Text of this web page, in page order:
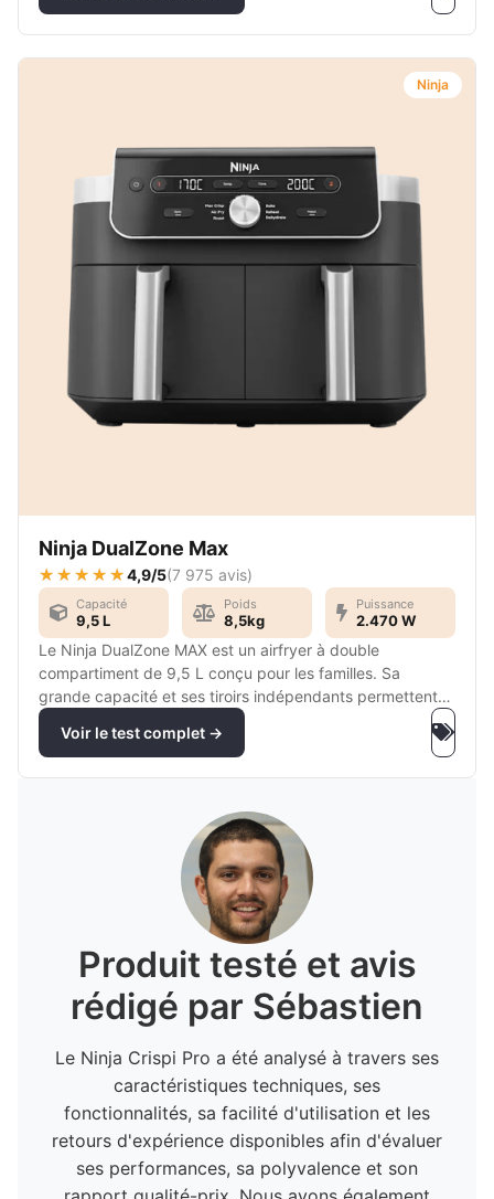
Ninja
Ninja DualZone Max
4,9/5(7 975 avis)
Capacité
9,5 L
Poids
8,5kg
Puissance
2.470 W
Le Ninja DualZone MAX est un airfryer à double
compartiment de 9,5 L conçu pour les familles. Sa
grande capacité et ses tiroirs indépendants permettent
de préparer deux recettes simultanément en toute
simplicité.
Voir le test complet →
Produit testé et avis
rédigé par Sébastien
Le Ninja Crispi Pro a été analysé à travers ses
caractéristiques techniques, ses
fonctionnalités, sa facilité d'utilisation et les
retours d'expérience disponibles afin d'évaluer
ses performances, sa polyvalence et son